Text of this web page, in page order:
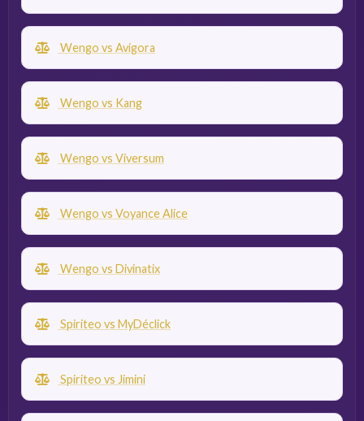
Wengo vs Avigora
Wengo vs Kang
Wengo vs Viversum
Wengo vs Voyance Alice
Wengo vs Divinatix
Spiriteo vs MyDéclick
Spiriteo vs Jimini